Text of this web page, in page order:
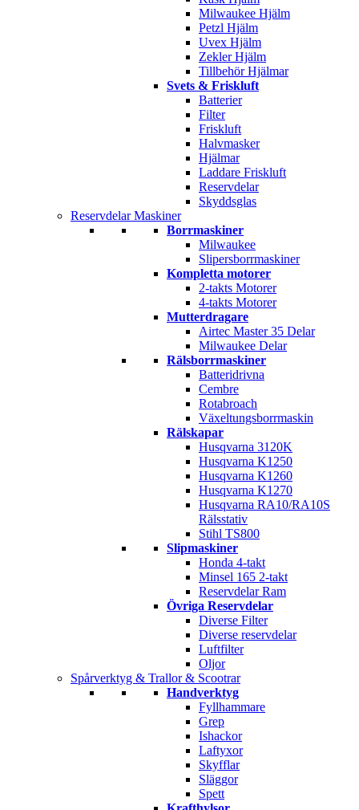
Milwaukee Hjälm
Petzl Hjälm
Uvex Hjälm
Zekler Hjälm
Tillbehör Hjälmar
Svets & Friskluft
Batterier
Filter
Friskluft
Halvmasker
Hjälmar
Laddare Friskluft
Reservdelar
Skyddsglas
Reservdelar Maskiner
Borrmaskiner
Milwaukee
Slipersborrmaskiner
Kompletta motorer
2-takts Motorer
4-takts Motorer
Mutterdragare
Airtec Master 35 Delar
Milwaukee Delar
Rälsborrmaskiner
Batteridrivna
Cembre
Rotabroach
Växeltungsborrmaskin
Rälskapar
Husqvarna 3120K
Husqvarna K1250
Husqvarna K1260
Husqvarna K1270
Husqvarna RA10/RA10S
Rälsstativ
Stihl TS800
Slipmaskiner
Honda 4-takt
Minsel 165 2-takt
Reservdelar Ram
Övriga Reservdelar
Diverse Filter
Diverse reservdelar
Luftfilter
Oljor
Spårverktyg & Trallor & Scootrar
Handverktyg
Fyllhammare
Grep
Ishackor
Laftyxor
Skyfflar
Släggor
Spett